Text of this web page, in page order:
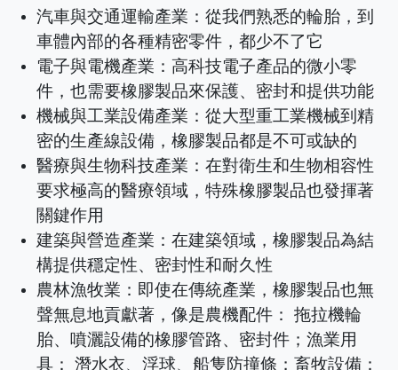
汽車與交通運輸產業：從我們熟悉的輪胎，到
車體內部的各種精密零件，都少不了它
電子與電機產業：高科技電子產品的微小零
件，也需要橡膠製品來保護、密封和提供功能
機械與工業設備產業：從大型重工業機械到精
密的生產線設備，橡膠製品都是不可或缺的
醫療與生物科技產業：在對衛生和生物相容性
要求極高的醫療領域，特殊橡膠製品也發揮著
關鍵作用
建築與營造產業：在建築領域，橡膠製品為結
構提供穩定性、密封性和耐久性
農林漁牧業：即使在傳統產業，橡膠製品也無
聲無息地貢獻著，像是農機配件： 拖拉機輪
胎、噴灑設備的橡膠管路、密封件；漁業用
具： 潛水衣、浮球、船隻防撞條；畜牧設備：